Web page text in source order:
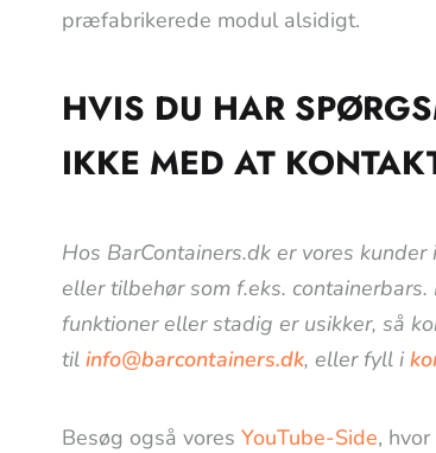
præfabrikerede modul alsidigt.
HVIS DU HAR
IKKE MED AT
Hos BarContainers.dk er vores
eller tilbehør som f.eks.
funktioner eller stadig er usikker, så
til info@barcontainers.dk, eller fyll i
Besøg også vores YouTube-Side,